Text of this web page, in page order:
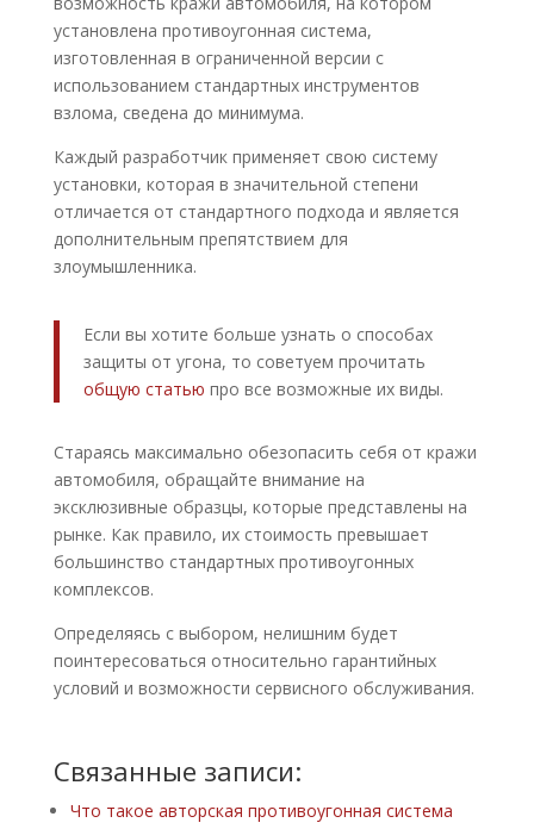
установлена противоугонная система,
изготовленная в ограниченной версии с
использованием стандартных инструментов
взлома, сведена до минимума.
Каждый разработчик применяет свою систему
установки, которая в значительной степени
отличается от стандартного подхода и является
дополнительным препятствием для
злоумышленника.
Если вы хотите больше узнать о способах
защиты от угона, то советуем прочитать
общую статью про все возможные их виды.
Стараясь максимально обезопасить себя от кражи
автомобиля, обращайте внимание на
эксклюзивные образцы, которые представлены на
рынке. Как правило, их стоимость превышает
большинство стандартных противоугонных
комплексов.
Определяясь с выбором, нелишним будет
поинтересоваться относительно гарантийных
условий и возможности сервисного обслуживания.
Связанные записи:
Что такое авторская противоугонная система